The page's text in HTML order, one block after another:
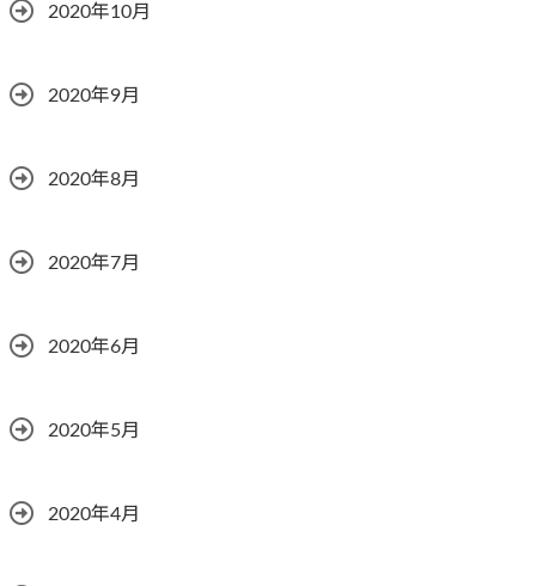
2020年10月
2020年9月
2020年8月
2020年7月
2020年6月
2020年5月
2020年4月